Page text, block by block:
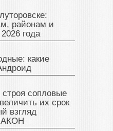
районам и
года
какие
сопловые
их срок
взгляд